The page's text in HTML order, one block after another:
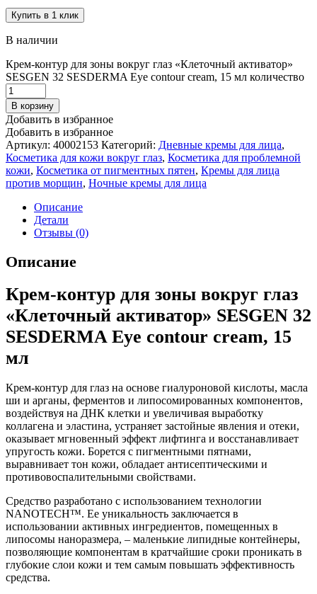
Купить в 1 клик
В наличии
Крем-контур для зоны вокруг глаз «Клеточный активатор»
SESGEN 32 SESDERMA Eye contour cream, 15 мл количество
В корзину
Добавить в избранное
Добавить в избранное
Артикул: 40002153 Категорий: Дневные кремы для лица,
Косметика для кожи вокруг глаз, Косметика для проблемной
кожи, Косметика от пигментных пятен, Кремы для лица
против морщин, Ночные кремы для лица
Описание
Детали
Отзывы (0)
Описание
Крем-контур для зоны вокруг глаз
«Клеточный активатор» SESGEN 32
SESDERMA Eye contour cream, 15
мл
Крем-контур для глаз на основе гиалуроновой кислоты, масла
ши и арганы, ферментов и липосомированных компонентов,
воздействуя на ДНК клетки и увеличивая выработку
коллагена и эластина, устраняет застойные явления и отеки,
оказывает мгновенный эффект лифтинга и восстанавливает
упругость кожи. Борется с пигментными пятнами,
выравнивает тон кожи, обладает антисептическими и
противовоспалительными свойствами.
Средство разработано с использованием технологии
NANOTECH™. Ее уникальность заключается в
использовании активных ингредиентов, помещенных в
липосомы наноразмера, – маленькие липидные контейнеры,
позволяющие компонентам в кратчайшие сроки проникать в
глубокие слои кожи и тем самым повышать эффективность
средства.